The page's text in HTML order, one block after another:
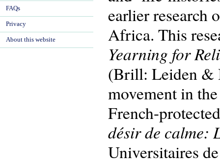
earlier research
Africa. This
Yearning for
(Brill: Leiden &
movement in
French-
désir de calme:
Universitaires
FAQs
Privacy
About this website